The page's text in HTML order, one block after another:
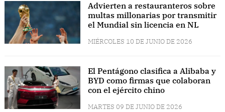
Advierten a restauranteros sobre
multas millonarias por transmitir
el Mundial sin licencia en NL
MIÉRCOLES 10 DE JUNIO DE 2026
El Pentágono clasifica a Alibaba y
BYD como firmas que colaboran
con el ejército chino
MARTES 09 DE JUNIO DE 2026